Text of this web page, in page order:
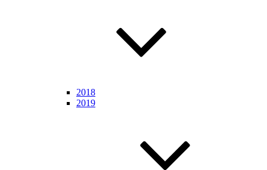
2018
2019